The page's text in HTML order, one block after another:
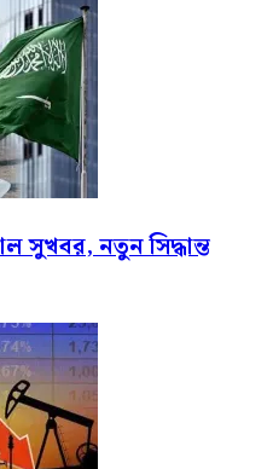
সুখবর, নতুন সিদ্ধান্ত